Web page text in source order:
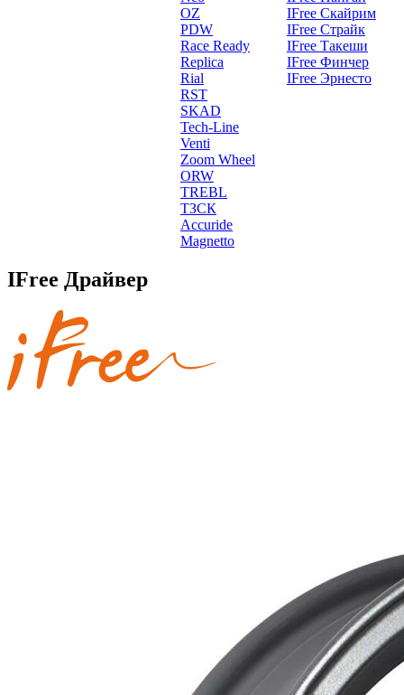
OZ
PDW
Race Ready
Replica
Rial
RST
SKAD
Tech-Line
Venti
Zoom Wheel
ORW
TREBL
ТЗСК
Accuride
Magnetto
IFree Скайрим
IFree Страйк
IFree Такеши
IFree Финчер
IFree Эрнесто
IFree Драйвер